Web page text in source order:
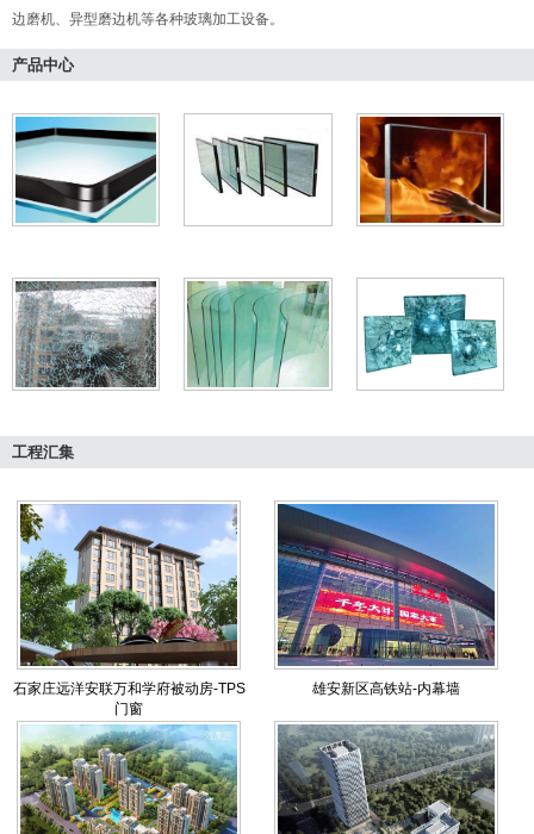
边磨机、异型磨边机等各种玻璃加工设备。
产品中心
工程汇集
石家庄远洋安联万和学府被动房-TPS
门窗
雄安新区高铁站-内幕墙